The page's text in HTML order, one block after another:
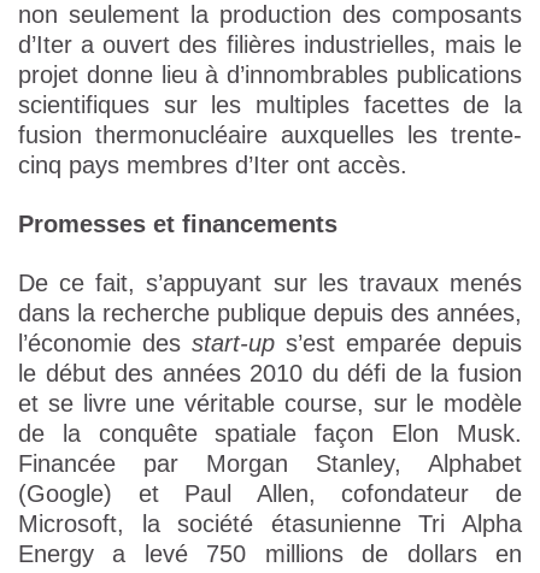
non seulement la production des composants
d’Iter a ouvert des filières industrielles, mais le
projet donne lieu à d’innombrables publications
scientifiques sur les multiples facettes de la
fusion thermonucléaire auxquelles les trente-
cinq pays membres d’Iter ont accès.
Promesses et financements
De ce fait, s’appuyant sur les travaux menés
dans la recherche publique depuis des années,
l’économie des start-up s’est emparée depuis
le début des années 2010 du défi de la fusion
et se livre une véritable course, sur le modèle
de la conquête spatiale façon Elon Musk.
Financée par Morgan Stanley, Alphabet
(Google) et Paul Allen, cofondateur de
Microsoft, la société étasunienne Tri Alpha
Energy a levé 750 millions de dollars en